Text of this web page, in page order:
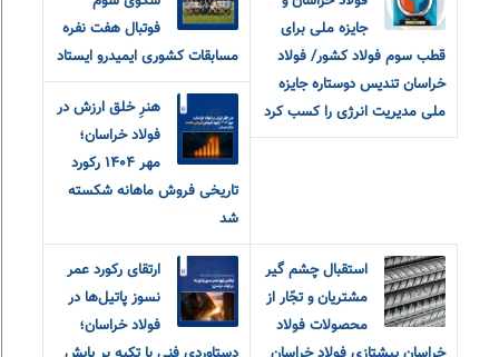
جایزه ملی برای
قطب سوم فولاد کشور/ فولاد
خراسان تندیس دوستاره جایزه
ملی مدیریت انرژی را کسب کرد
فوتبال هفت نفره
مسابقات کشوری ایمیدرو ایستاد
هنرِ خلق ارزش در
فولاد خراسان؛
مهر ۱۴۰۴ رکورد
تاریخی فروش ماهانه شکسته
شد
استقبال چشم گیر
مشتریان و تجّار از
محصولات فولاد
ارتقای رکورد عمر
نسوز پاتیل‌ها در
فولاد خراسان؛